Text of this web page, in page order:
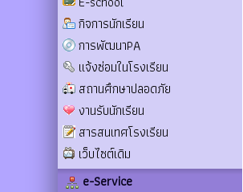
กิจการนักเรียน
การพัฒนาPA
แจ้งซ่อมในโรงเรียน
สถานศึกษาปลอดภัย
งานรับนักเรียน
สารสนเทศโรงเรียน
เว็บไซต์เดิม
e-Service